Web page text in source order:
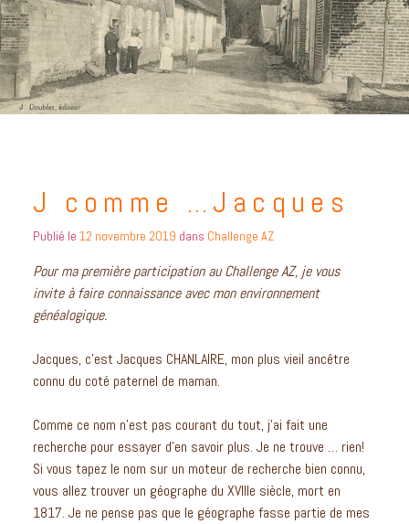
J comme …Jacques
Publié le 12 novembre 2019 dans Challenge AZ
Pour ma première participation au Challenge AZ, je vous
invite à faire connaissance avec mon environnement
généalogique.
Jacques, c’est Jacques CHANLAIRE, mon plus vieil ancêtre
connu du coté paternel de maman.
Comme ce nom n’est pas courant du tout, j’ai fait une
recherche pour essayer d’en savoir plus. Je ne trouve … rien!
Si vous tapez le nom sur un moteur de recherche bien connu,
vous allez trouver un géographe du XVIIIe siècle, mort en
1817. Je ne pense pas que le géographe fasse partie de mes